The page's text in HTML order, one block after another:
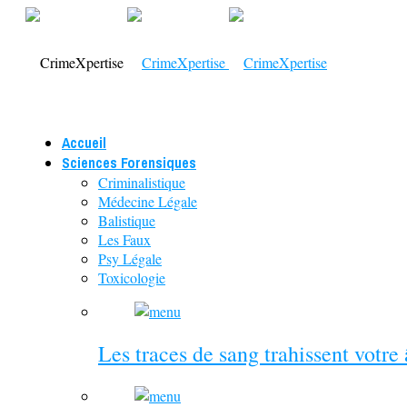
Accueil
Sciences Forensiques
Criminalistique
Médecine Légale
Balistique
Les Faux
Psy Légale
Toxicologie
Les traces de sang trahissent votre